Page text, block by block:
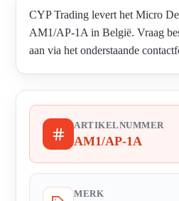
CYP Trading levert het Micro
AM1/AP-1A in België. Vraag
aan via het onderstaande
ARTIKELNUMMER
AM1/AP-1A
MERK